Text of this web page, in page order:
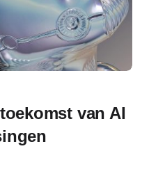
van AI